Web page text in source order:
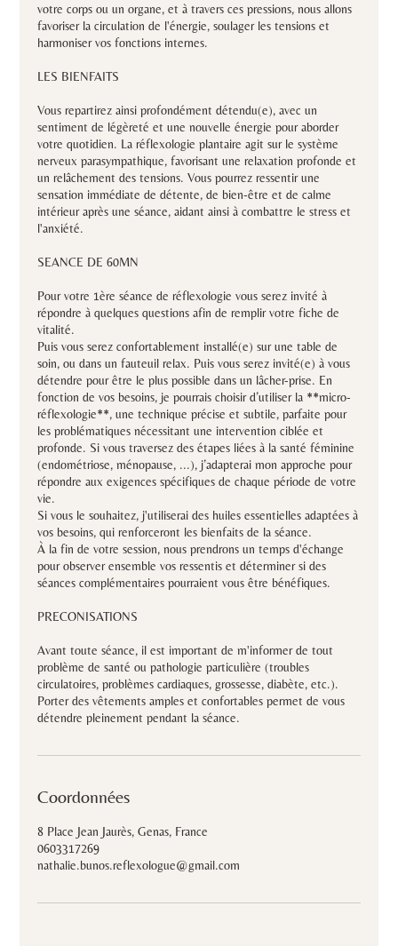
votre corps ou un organe, et à travers ces pressions, nous allons
favoriser la circulation de l'énergie, soulager les tensions et
harmoniser vos fonctions internes.
LES BIENFAITS
Vous repartirez ainsi profondément détendu(e), avec un
sentiment de légèreté et une nouvelle énergie pour aborder
votre quotidien. La réflexologie plantaire agit sur le système
nerveux parasympathique, favorisant une relaxation profonde et
un relâchement des tensions. Vous pourrez ressentir une
sensation immédiate de détente, de bien-être et de calme
intérieur après une séance, aidant ainsi à combattre le stress et
l'anxiété.
SEANCE DE 60MN
Pour votre 1ère séance de réflexologie vous serez invité à
répondre à quelques questions afin de remplir votre fiche de
vitalité.
Puis vous serez confortablement installé(e) sur une table de
soin, ou dans un fauteuil relax. Puis vous serez invité(e) à vous
détendre pour être le plus possible dans un lâcher-prise. En
fonction de vos besoins, je pourrais choisir d’utiliser la **micro-
réflexologie**, une technique précise et subtile, parfaite pour
les problématiques nécessitant une intervention ciblée et
profonde. Si vous traversez des étapes liées à la santé féminine
(endométriose, ménopause, ...), j’adapterai mon approche pour
répondre aux exigences spécifiques de chaque période de votre
vie.
Si vous le souhaitez, j'utiliserai des huiles essentielles adaptées à
vos besoins, qui renforceront les bienfaits de la séance.
À la fin de votre session, nous prendrons un temps d'échange
pour observer ensemble vos ressentis et déterminer si des
séances complémentaires pourraient vous être bénéfiques.
PRECONISATIONS
Avant toute séance, il est important de m'informer de tout
problème de santé ou pathologie particulière (troubles
circulatoires, problèmes cardiaques, grossesse, diabète, etc.).
Porter des vêtements amples et confortables permet de vous
détendre pleinement pendant la séance.
Coordonnées
8 Place Jean Jaurès, Genas, France
0603317269
nathalie.bunos.reflexologue@gmail.com